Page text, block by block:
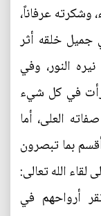
وشكرته عرفاناً،
جميل خلقه أثر
النور، وفي
رأت في كل شيء
العلى، أما
بما تبصرون
الله تعالى:
أرواحهم في